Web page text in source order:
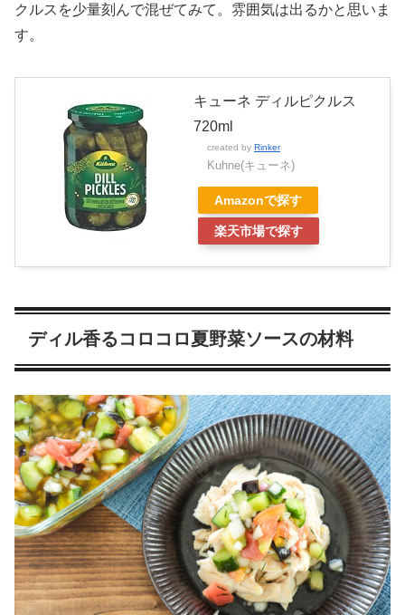
クルスを少量刻んで混ぜてみて。雰囲気は出るかと思いま
す。
キューネ ディルピクルス
720ml
created by Rinker
Kuhne(キューネ)
Amazonで探す
楽天市場で探す
ディル香るコロコロ夏野菜ソースの材料